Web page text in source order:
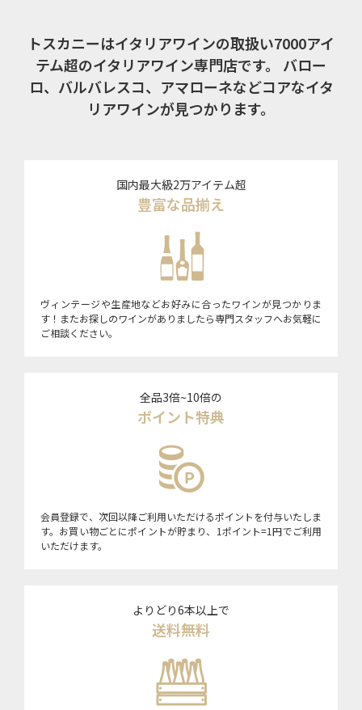
トスカニーはイタリアワインの取扱い7000アイ
テム超のイタリアワイン専門店です。
バロー
ロ、バルバレスコ、アマローネなどコアなイタ
リアワインが見つかります。
国内最大級2万アイテム超
豊富な品揃え
ヴィンテージや生産地などお好みに合ったワインが見つかりま
す！またお探しのワインがありましたら専門スタッフへお気軽に
ご相談ください。
全品3倍~10倍の
ポイント特典
会員登録で、次回以降ご利用いただけるポイントを付与いたしま
す。お買い物ごとにポイントが貯まり、1ポイント=1円でご利用
いただけます。
よりどり6本以上で
送料無料